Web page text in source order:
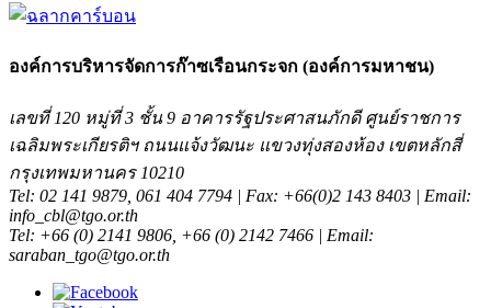
องค์การบริหารจัดการก๊าซเรือนกระจก (องค์การมหาชน)
เลขที่ 120 หมู่ที่ 3 ชั้น 9 อาคารรัฐประศาสนภักดี ศูนย์ราชการ
เฉลิมพระเกียรติฯ ถนนแจ้งวัฒนะ แขวงทุ่งสองห้อง เขตหลักสี่
กรุงเทพมหานคร 10210
Tel: 02 141 9879, 061 404 7794 | Fax: +66(0)2 143 8403 | Email:
info_cbl@tgo.or.th
Tel: +66 (0) 2141 9806, +66 (0) 2142 7466 | Email:
saraban_tgo@tgo.or.th